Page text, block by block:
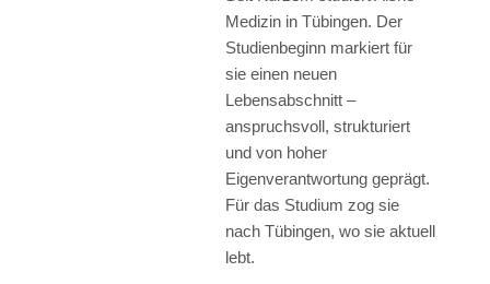
Medizin in Tübingen. Der
Studienbeginn markiert für
sie einen neuen
Lebensabschnitt –
anspruchsvoll, strukturiert
und von hoher
Eigenverantwortung geprägt.
Für das Studium zog sie
nach Tübingen, wo sie aktuell
lebt.